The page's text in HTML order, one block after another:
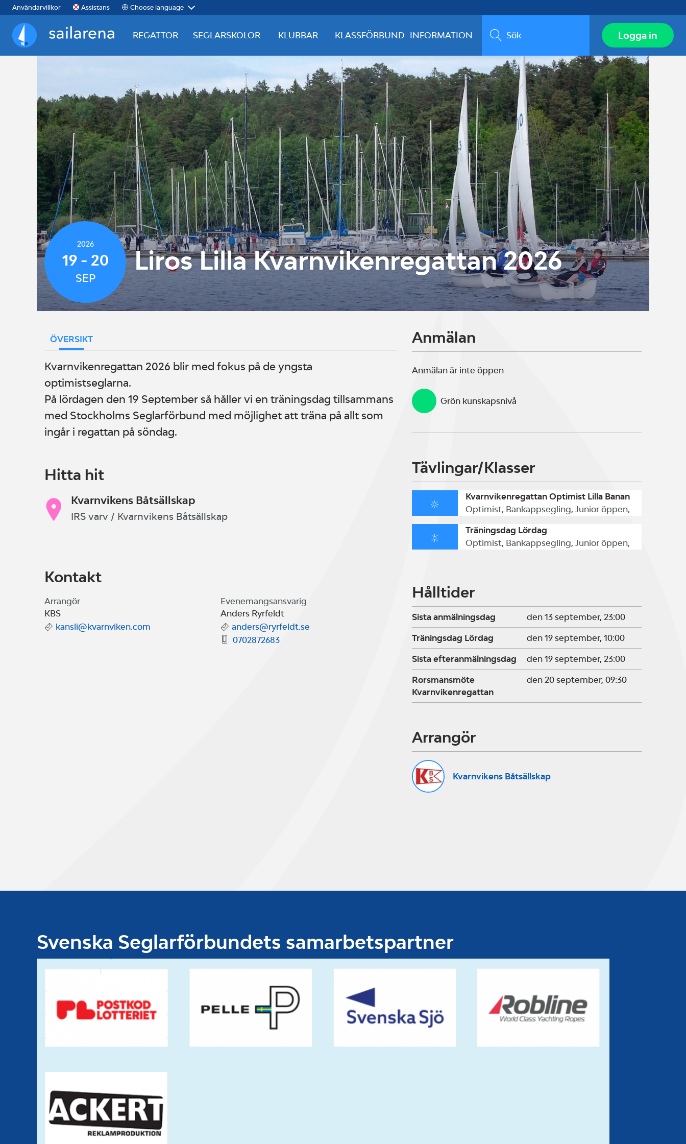
Användarvillkor Assistans Choose language
Sailarena
REGATTOR SEGLARSKOLOR KLUBBAR KLASSFÖRBUND INFORMATION Sök Logga in
2026
19 - 20
SEP
Liros Lilla Kvarnvikenregattan 2026
ÖVERSIKT
Kvarnvikenregattan 2026 blir med fokus på de yngsta
optimistseglarna.
På lördagen den 19 September så håller vi en träningsdag tillsammans
med Stockholms Seglarförbund med möjlighet att träna på allt som
ingår i regattan på söndag.
Hitta hit
Kvarnvikens Båtsällskap
IRS varv / Kvarnvikens Båtsällskap
Kontakt
Arrangör
KBS
kansli@kvarnviken.com
Evenemangsansvarig
Anders Ryrfeldt
anders@ryrfeldt.se
0702872683
Anmälan
Anmälan är inte öppen
Grön kunskapsnivå
Tävlingar/Klasser
Kvarnvikenregattan Optimist Lilla Banan
Optimist, Bankappsegling, Junior öppen,
Träningsdag Lördag
Optimist, Bankappsegling, Junior öppen,
Hålltider
Sista anmälningsdag den 13 september, 23:00
Träningsdag Lördag den 19 september, 10:00
Sista efteranmälningsdag den 19 september, 23:00
Rorsmansmöte
Kvarnvikenregattan
den 20 september, 09:30
Arrangör
Kvarnvikens Båtsällskap
Svenska Seglarförbundets samarbetspartner